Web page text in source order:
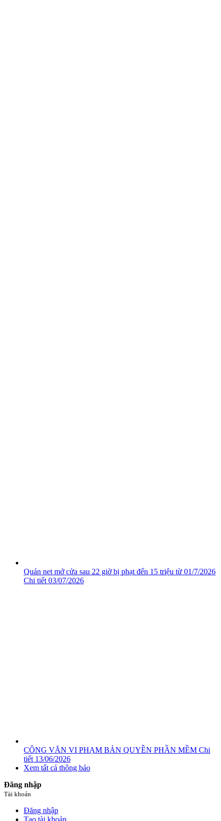
Quán net mở cửa sau 22 giờ bị phạt đến 15 triệu từ 01/7/2026
Chi tiết 03/07/2026
CÔNG VĂN VI PHẠM BẢN QUYỀN PHẦN MỀM Chi
tiết 13/06/2026
Xem tất cả thông báo
Đăng nhập
Tài khoản
Đăng nhập
Tạo tài khoản